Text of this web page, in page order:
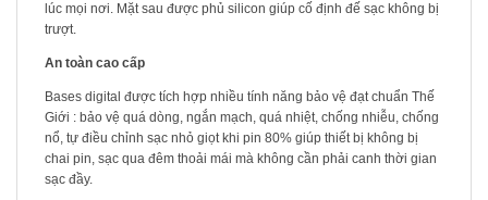
lúc mọi nơi. Mặt sau được phủ silicon giúp cố định đế sạc không bị
trượt.
An toàn cao cấp
Bases digital được tích hợp nhiều tính năng bảo vệ đạt chuẩn Thế
Giới : bảo vệ quá dòng, ngắn mạch, quá nhiệt, chống nhiễu, chống
nổ, tự điều chỉnh sạc nhỏ giọt khi pin 80% giúp thiết bị không bị
chai pin, sạc qua đêm thoải mái mà không cần phải canh thời gian
sạc đầy.